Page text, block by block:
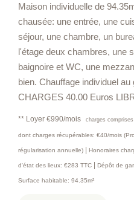
Maison individuelle de
chausée: une entrée, une
séjour, une chambre, un
l'étage deux chambres, une
baignoire et WC, une
bien. Chauffage individuel
CHARGES 40.00 Euros
** Loyer €990/mois charges comprises
dont charges récupérables: €40/mois
régularisation annuelle) | Honoraires
d'état des lieux: €283 TTC | Dépôt de
Surface habitable: 94.35m²